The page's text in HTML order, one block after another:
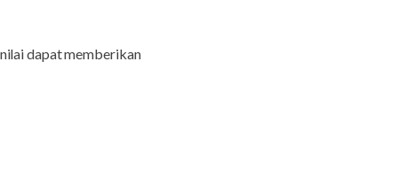
dapat memberikan